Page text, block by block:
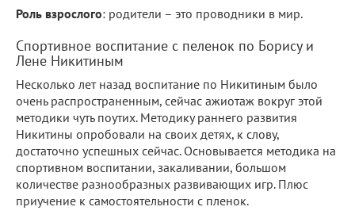
Роль взрослого: родители – это проводники в мир.
Спортивное воспитание с пеленок по Борису и
Лене Никитиным
Несколько лет назад воспитание по Никитиным было
очень распространенным, сейчас ажиотаж вокруг этой
методики чуть поутих. Методику раннего развития
Никитины опробовали на своих детях, к слову,
достаточно успешных сейчас. Основывается методика на
спортивном воспитании, закаливании, большом
количестве разнообразных развивающих игр. Плюс
приучение к самостоятельности с пленок.